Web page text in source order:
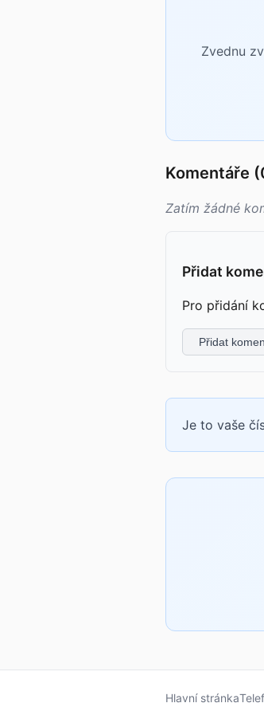
Zvednu
Komentáře
Zatím žádné
Přidat
Pro přidání
Přidat
Je to vaše
Hlavní stránka